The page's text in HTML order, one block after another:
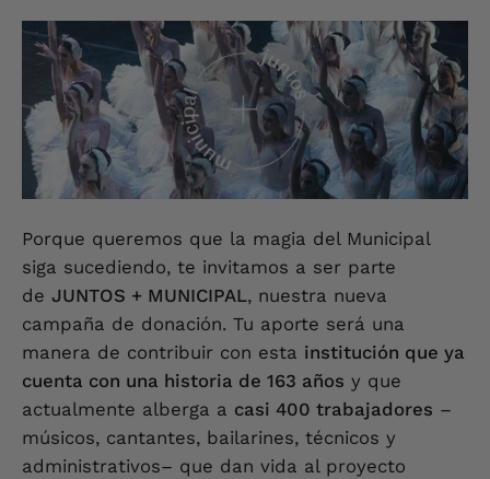
Porque queremos que la magia del Municipal
siga sucediendo, te invitamos a ser parte
de JUNTOS + MUNICIPAL, nuestra nueva
campaña de donación. Tu aporte será una
manera de contribuir con esta institución que ya
cuenta con una historia de 163 años y que
actualmente alberga a casi 400 trabajadores –
músicos, cantantes, bailarines, técnicos y
administrativos– que dan vida al proyecto